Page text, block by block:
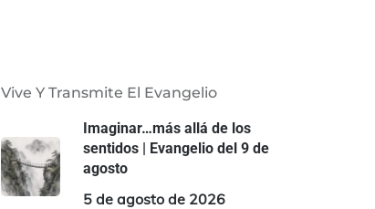
Vive Y Transmite El Evangelio
Imaginar…más allá de los
sentidos | Evangelio del 9 de
agosto
5 de agosto de 2026